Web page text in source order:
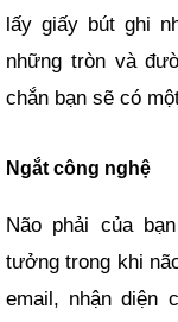
lấy giấy bút ghi
những tròn và
chắn bạn sẽ có
Ngắt công nghệ
Não phải của
tưởng trong khi
email, nhận diện